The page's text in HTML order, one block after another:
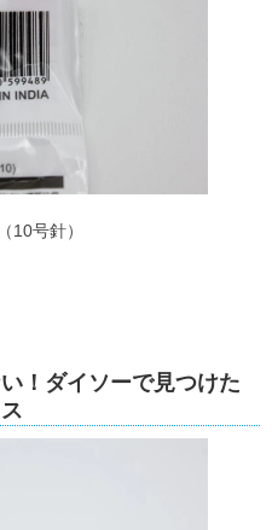
10号針）
！ダイソーで見つけた